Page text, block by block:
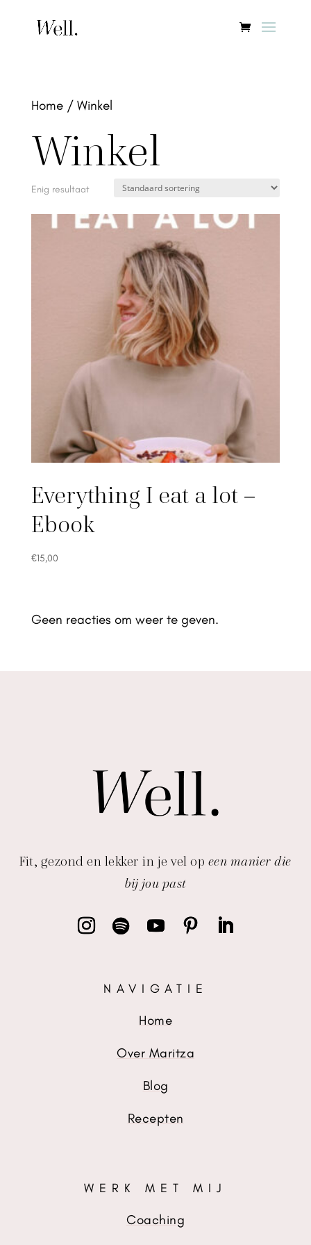
Home/ Winkel
Winkel
Enig resultaat
Everything I eat a lot –
Ebook
€15,00
Geen reacties om weer te geven.
Fit, gezond en lekker in je vel op een manier die
bij jou past
NAVIGATIE
Home
Over Maritza
Blog
Recepten
WERK MET MIJ
Coaching